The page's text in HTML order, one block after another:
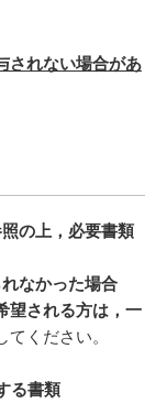
されない場合があ
の上，必要書類
なかった場合
望される方は，一
てください。
る書類